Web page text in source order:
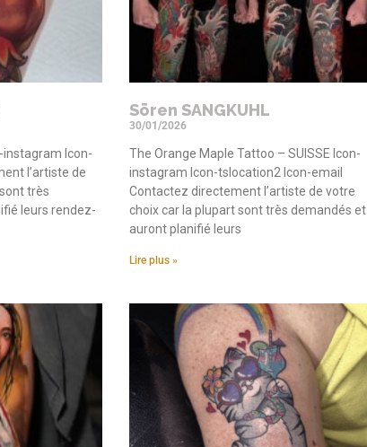
instagram Icon-
l’artiste de
très
leurs rendez-
Sören SANGKUHL
30/01/2026
The Orange Maple Tattoo – SUISSE Icon-
instagram Icon-tslocation2 Icon-email
Contactez directement l’artiste de votre
choix car la plupart sont très demandés et
auront planifié leurs
Lire plus »